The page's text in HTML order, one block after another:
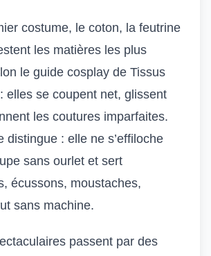
costume, le coton, la feutrine
les matières les plus
le guide cosplay de Tissus
elles se coupent net, glissent
les coutures imparfaites.
distingue : elle ne s’effiloche
sans ourlet et sert
écussons, moustaches,
sans machine.
passent par des